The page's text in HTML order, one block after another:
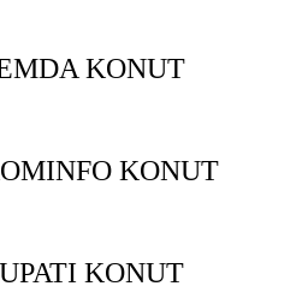
KONUT
KONUT
KONUT